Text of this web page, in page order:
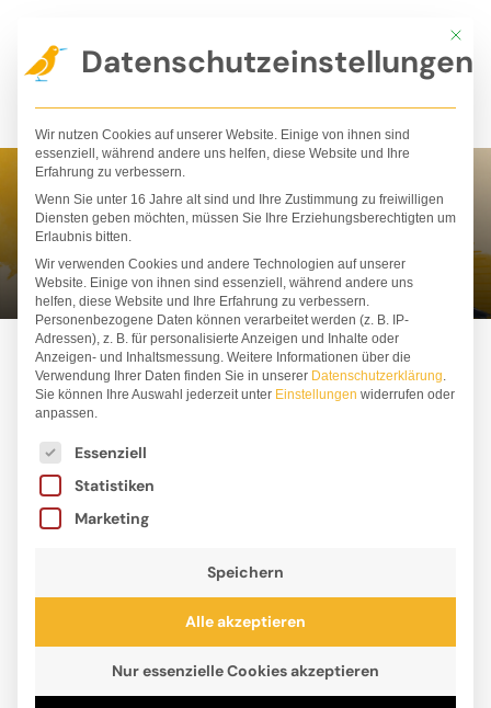
Inhalt
springen
Ann Kim Ha
Mit
Datenschutzeinstellungen
Wir nutzen Cookies auf unserer Website. Einige von ihnen sind
essenziell, während andere uns helfen, diese Website und Ihre
Erfahrung zu verbessern.
Wenn Sie unter 16 Jahre alt sind und Ihre Zustimmung zu freiwilligen
Diensten geben möchten, müssen Sie Ihre Erziehungsberechtigten um
Erlaubnis bitten.
Wir verwenden Cookies und andere Technologien auf unserer
Website. Einige von ihnen sind essenziell, während andere uns
helfen, diese Website und Ihre Erfahrung zu verbessern.
Personenbezogene Daten können verarbeitet werden (z. B. IP-
Adressen), z. B. für personalisierte Anzeigen und Inhalte oder
Anzeigen- und Inhaltsmessung. Weitere Informationen über die
Verwendung Ihrer Daten finden Sie in unserer Datenschutzerklärung.
Sie können Ihre Auswahl jederzeit unter Einstellungen widerrufen oder
anpassen.
Es folgt eine Liste der Service-Gruppen, für die
Essenziell
Statistiken
Marketing
Speichern
Alle akzeptieren
Nur essenzielle Cookies akzeptieren